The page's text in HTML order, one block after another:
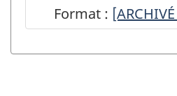
Format : Enquête
les